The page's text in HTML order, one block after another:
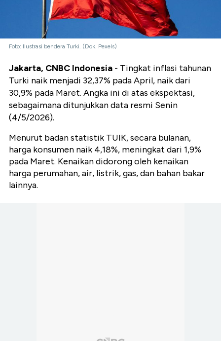
Foto: Ilustrasi bendera Turki. (Dok. Pexels)
Jakarta, CNBC Indonesia - Tingkat inflasi tahunan
Turki naik menjadi 32,37% pada April, naik dari
30,9% pada Maret. Angka ini di atas ekspektasi,
sebagaimana ditunjukkan data resmi Senin
(4/5/2026).
Menurut badan statistik TUIK, secara bulanan,
harga konsumen naik 4,18%, meningkat dari 1,9%
pada Maret. Kenaikan didorong oleh kenaikan
harga perumahan, air, listrik, gas, dan bahan bakar
lainnya.